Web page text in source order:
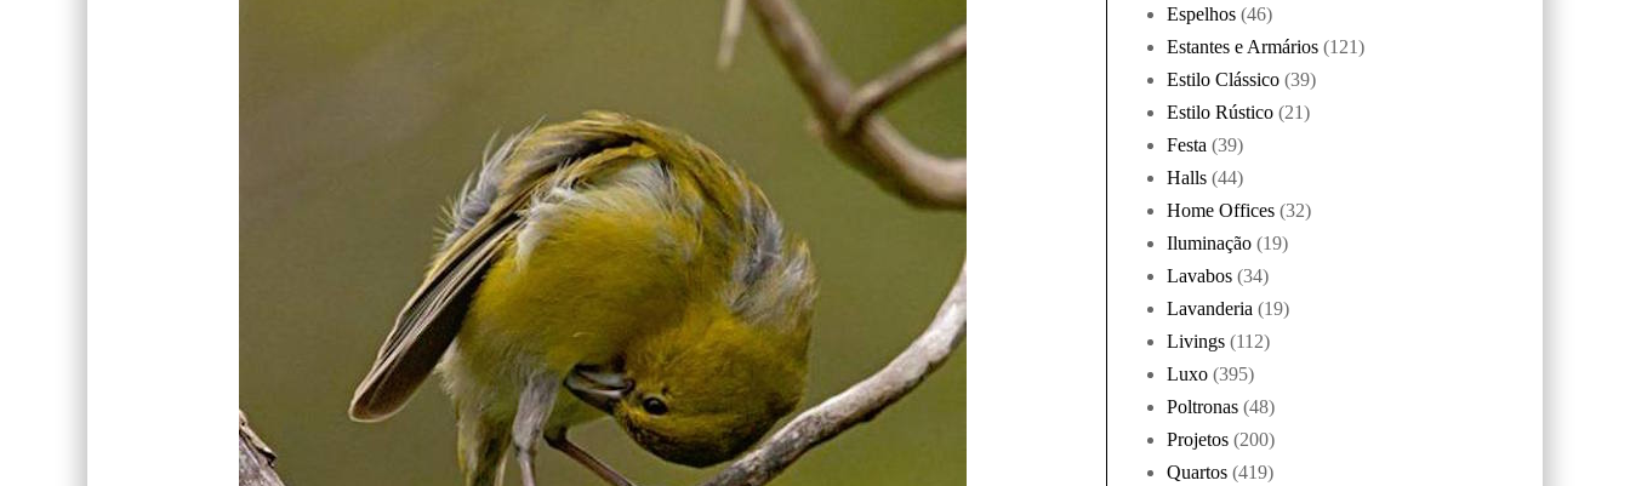
Espelhos (46)
Estantes e Armários (121)
Estilo Clássico (39)
Estilo Rústico (21)
Festa (39)
Halls (44)
Home Offices (32)
Iluminação (19)
Lavabos (34)
Lavanderia (19)
Livings (112)
Luxo (395)
Poltronas (48)
Projetos (200)
Quartos (419)